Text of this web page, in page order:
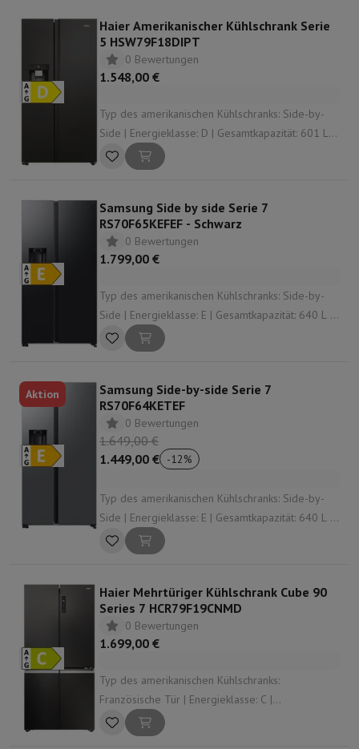
Haier Amerikanischer Kühlschrank Serie
5 HSW79F18DIPT
0 Bewertungen
1.548,00 €
Typ des amerikanischen Kühlschranks: Side-by-
Side | Energieklasse: D | Gesamtkapazität: 601 L |
Dispensator: Wasser- und Eisspender |
Geräuschpegel: 36 dB
Samsung Side by side Serie 7
RS70F65KEFEF - Schwarz
0 Bewertungen
1.799,00 €
Typ des amerikanischen Kühlschranks: Side-by-
Side | Energieklasse: E | Gesamtkapazität: 640 L |
Dispensator: Wasser- und Eisspender |
Geräuschpegel: 36 dB
Aktion
Samsung Side-by-side Serie 7
RS70F64KETEF
0 Bewertungen
1.649,00 €
1.449,00 € -12%
Typ des amerikanischen Kühlschranks: Side-by-
Side | Energieklasse: E | Gesamtkapazität: 640 L |
Dispensator: Wasser- und Eisspender |
Geräuschpegel: 36 dB
Haier Mehrtüriger Kühlschrank Cube 90
Series 7 HCR79F19CNMD
0 Bewertungen
1.699,00 €
Typ des amerikanischen Kühlschranks:
Französische Tür | Energieklasse: C |
Gesamtkapazität: 646 L | Geräuschpegel: 37 dB |
Höhe: 1905 mm